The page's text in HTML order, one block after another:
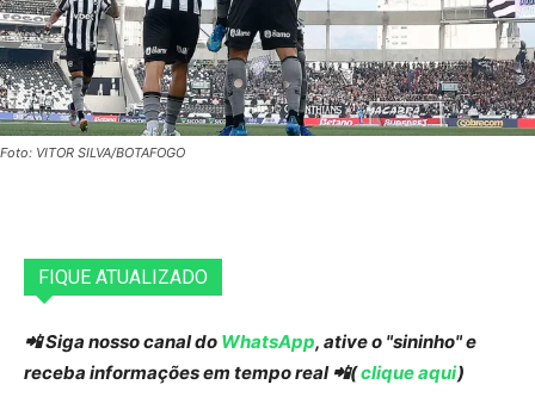
Foto: VITOR SILVA/BOTAFOGO
FIQUE ATUALIZADO
📲 Siga nosso canal do WhatsApp, ative o "sininho" e
receba informações em tempo real 📲(clique aqui)